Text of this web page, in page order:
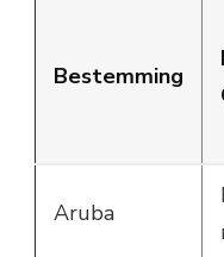
Bestemming
Aruba